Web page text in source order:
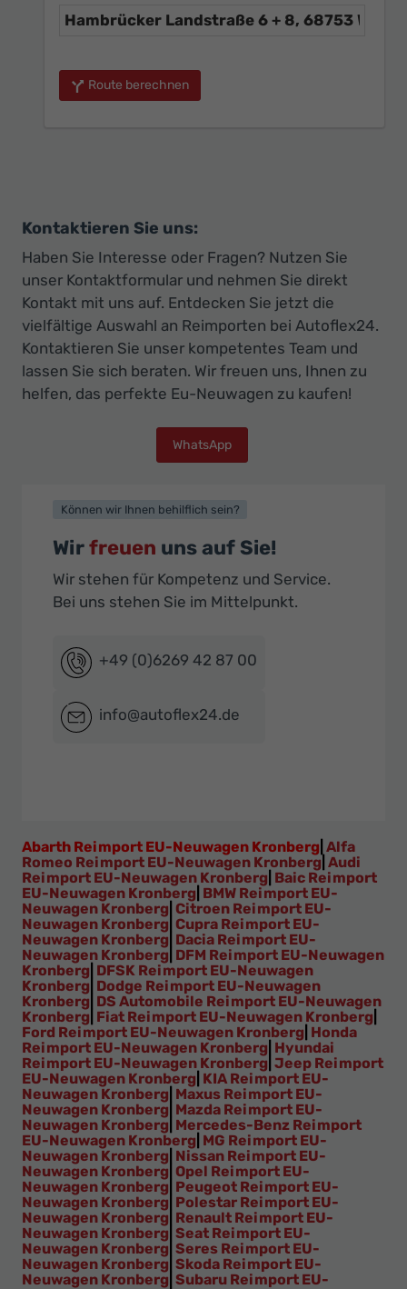
Route berechnen
Kontaktieren Sie uns:
Haben Sie Interesse oder Fragen? Nutzen Sie
unser Kontaktformular und nehmen Sie direkt
Kontakt mit uns auf. Entdecken Sie jetzt die
vielfältige Auswahl an Reimporten bei Autoflex24.
Kontaktieren Sie unser kompetentes Team und
lassen Sie sich beraten. Wir freuen uns, Ihnen zu
helfen, das perfekte Eu-Neuwagen zu kaufen!
WhatsApp
Können wir Ihnen behilflich sein?
Wirfreuen uns auf Sie!
Wir stehen für Kompetenz und Service.
Bei uns stehen Sie im Mittelpunkt.
+49 (0)6269 42 87 00
info@autoflex24.de
Abarth Reimport EU-Neuwagen Kronberg Alfa
Romeo Reimport EU-Neuwagen Kronberg Audi
Reimport EU-Neuwagen Kronberg Baic Reimport
EU-Neuwagen Kronberg BMW Reimport EU-
Neuwagen Kronberg Citroen Reimport EU-
Neuwagen Kronberg Cupra Reimport EU-
Neuwagen Kronberg Dacia Reimport EU-
Neuwagen Kronberg DFM Reimport EU-Neuwagen
Kronberg DFSK Reimport EU-Neuwagen
Kronberg Dodge Reimport EU-Neuwagen
Kronberg DS Automobile Reimport EU-Neuwagen
Kronberg Fiat Reimport EU-Neuwagen Kronberg
Ford Reimport EU-Neuwagen Kronberg Honda
Reimport EU-Neuwagen Kronberg Hyundai
Reimport EU-Neuwagen Kronberg Jeep Reimport
EU-Neuwagen Kronberg KIA Reimport EU-
Neuwagen Kronberg Maxus Reimport EU-
Neuwagen Kronberg Mazda Reimport EU-
Neuwagen Kronberg Mercedes-Benz Reimport
EU-Neuwagen Kronberg MG Reimport EU-
Neuwagen Kronberg Nissan Reimport EU-
Neuwagen Kronberg Opel Reimport EU-
Neuwagen Kronberg Peugeot Reimport EU-
Neuwagen Kronberg Polestar Reimport EU-
Neuwagen Kronberg Renault Reimport EU-
Neuwagen Kronberg Seat Reimport EU-
Neuwagen Kronberg Seres Reimport EU-
Neuwagen Kronberg Skoda Reimport EU-
Neuwagen Kronberg Subaru Reimport EU-